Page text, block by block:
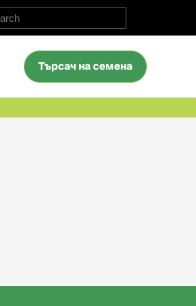
Търсач на семена